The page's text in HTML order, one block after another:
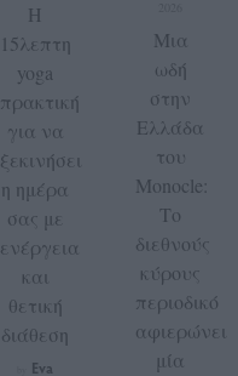
Η
15λεπτη
yoga
πρακτική
για να
ξεκινήσει
η ημέρα
σας με
ενέργεια
και
θετική
διάθεση
Eva
Μια
ωδή
στην
Ελλάδα
του
Monocle:
Το
διεθνούς
κύρους
περιοδικό
αφιερώνει
μία